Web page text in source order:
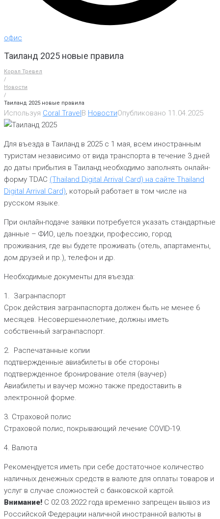
офис
Таиланд 2025 новые правила
Корал Тревел
/
Новости
/
Таиланд 2025 новые правила
Используя Coral TravelВ НовостиОпубликовано 11.04.2025
Для въезда в Таиланд в 2025 с 1 мая, всем иностранным
туристам независимо от вида транспорта в течение 3 дней
до даты прибытия в Таиланд необходимо заполнять онлайн-
форму TDAC (Thailand Digital Arrival Card) на сайте Thailand
Digital Arrival Card), который работает в том числе на
русском языке.
При онлайн-подаче заявки потребуется указать стандартные
данные – ФИО, цель поездки, профессию, город
проживания, где вы будете проживать (отель, апартаменты,
дом друзей и пр.), телефон и др.
Необходимые документы для въезда:
1. Загранпаспорт
Срок действия загранпаспорта должен быть не менее 6
месяцев. Несовершеннолетние, должны иметь
собственный загранпаспорт.
2. Распечатанные копии
подтвержденные авиабилеты в обе стороны
подтвержденное бронирование отеля (ваучер)
Авиабилеты и ваучер можно также предоставить в
электронной форме.
3. Страховой полис
Страховой полис, покрывающий лечение COVID-19.
4. Валюта
Рекомендуется иметь при себе достаточное количество
наличных денежных средств в валюте для оплаты товаров и
услуг в случае сложностей с банковской картой.
Внимание! С 02.03.2022 года временно запрещен вывоз из
Российской Федерации наличной иностранной валюты в